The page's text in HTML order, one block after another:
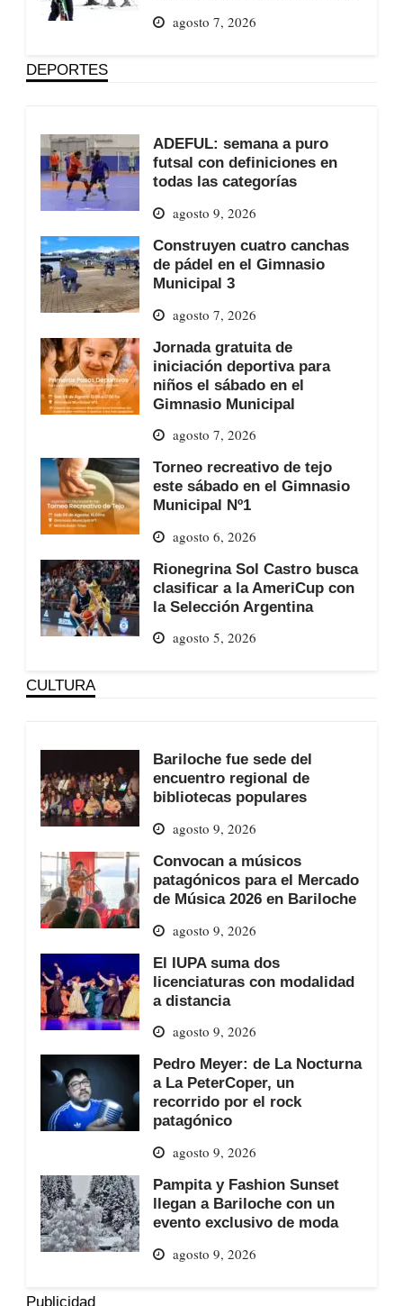
agosto 7, 2026
DEPORTES
ADEFUL: semana a puro
futsal con definiciones en
todas las categorías
agosto 9, 2026
Construyen cuatro canchas
de pádel en el Gimnasio
Municipal 3
agosto 7, 2026
Jornada gratuita de
iniciación deportiva para
niños el sábado en el
Gimnasio Municipal
agosto 7, 2026
Torneo recreativo de tejo
este sábado en el Gimnasio
Municipal Nº1
agosto 6, 2026
Rionegrina Sol Castro busca
clasificar a la AmeriCup con
la Selección Argentina
agosto 5, 2026
CULTURA
Bariloche fue sede del
encuentro regional de
bibliotecas populares
agosto 9, 2026
Convocan a músicos
patagónicos para el Mercado
de Música 2026 en Bariloche
agosto 9, 2026
El IUPA suma dos
licenciaturas con modalidad
a distancia
agosto 9, 2026
Pedro Meyer: de La Nocturna
a La PeterCoper, un
recorrido por el rock
patagónico
agosto 9, 2026
Pampita y Fashion Sunset
llegan a Bariloche con un
evento exclusivo de moda
agosto 9, 2026
Publicidad